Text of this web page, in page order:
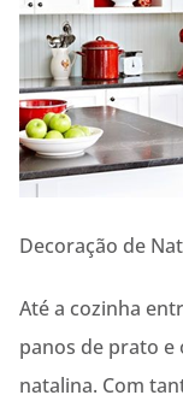
Decoração de
Até a cozinha
panos de prato
natalina. Com